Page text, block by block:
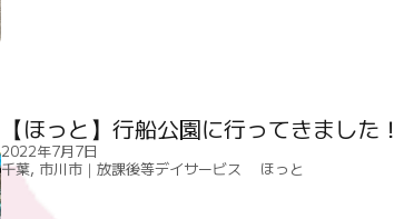
【ほっと】行船公園に行ってきました！
2022年7月7日
千葉, 市川市｜放課後等デイサービス ほっと